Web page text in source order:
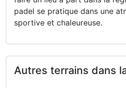
padel se pratique dans une
sportive et chaleureuse.
Autres terrains dans